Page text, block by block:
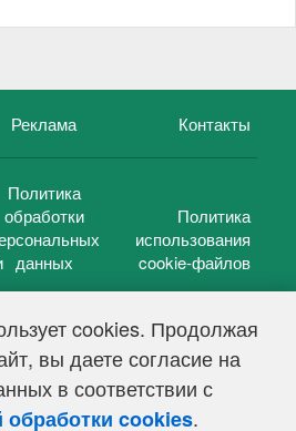
cookies. Продолжая
вы даете согласие на
в соответствии с
обработки cookies.
Реклама Контакты
Политика
обработки
данных
Политика
использования
cookie-файлов
— 2026 г.
СМИ Эл № ФС 77-39848, выдано
в сфере связи,